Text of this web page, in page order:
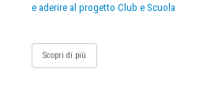
e aderire al progetto Club e Scuola
Scopri di più